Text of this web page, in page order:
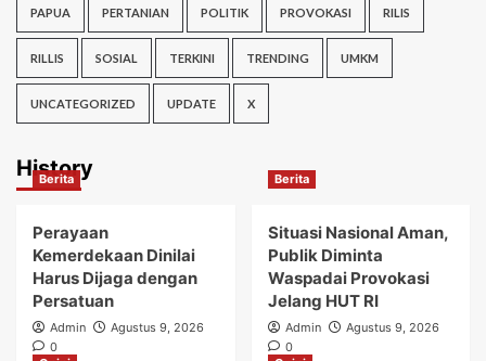
PAPUA PERTANIAN POLITIK PROVOKASI RILIS
RILLIS SOSIAL TERKINI TRENDING UMKM
UNCATEGORIZED UPDATE X
History
Berita
Perayaan
Kemerdekaan Dinilai
Harus Dijaga dengan
Persatuan
Admin
Agustus 9, 2026
0
Berita
Situasi Nasional Aman,
Publik Diminta
Waspadai Provokasi
Jelang HUT RI
Admin
Agustus 9, 2026
0